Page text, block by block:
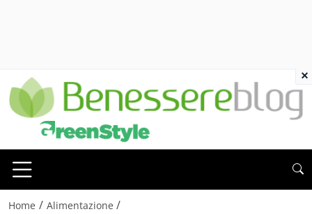
Home / Alimentazione /
×